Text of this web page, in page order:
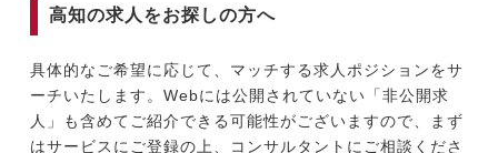
高知の求人をお探しの方へ
具体的なご希望に応じて、マッチする求人ポジションをサ
ーチいたします。Webには公開されていない「非公開求
人」も含めてご紹介できる可能性がございますので、まず
はサービスにご登録の上、コンサルタントにご相談くださ